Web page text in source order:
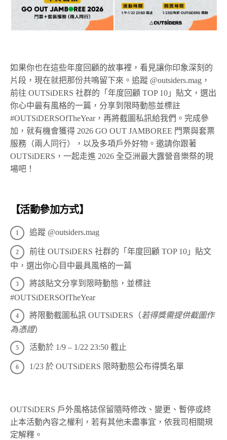
如果你也在這些年度回顧的故事裡，看見讓你印象深刻的
片段，現在就把那份共鳴留下來。追蹤 @outsiders.mag，
前往 OUTSiDERS 社群的「年度回顧 TOP 10」貼文，選出
你心中最有風格的一篇，分享到限時動態並標註
#OUTSiDERSOfTheYear，再將截圖私訊給我們。完成參
加，就有機會獲得 2026 GO OUT JAMBOREE 門票與套票
服務（兩人同行），以及多項戶外好物。邀請你跟著
OUTSiDERS，一起走進 2026 全亞洲最大露營音樂祭的現
場吧！
【活動參加方式】
追蹤 @outsiders.mag
前往 OUTSiDERS 社群的「年度回顧 TOP 10」貼文
中，選出你心目中最具風格的一篇
將該貼文分享到限時動態，並標註
#OUTSiDERSOfTheYear
將限動截圖私訊 OUTSiDERS（若得獎需提供截圖作
為憑證）
活動於 1/9 – 1/22 23:50 截止
1/23 於 OUTSiDERS 限時動態公布得獎名單
OUTSiDERS 戶外風格誌保留隨時修改、變更、暫停或終
止本活動內容之權利，若有其他未盡事宜，依我司相關規
定解釋。